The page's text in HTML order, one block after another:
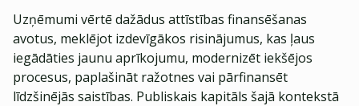
Uzņēmumi vērtē dažādus attīstības finansēšanas
avotus, meklējot izdevīgākos risinājumus, kas ļaus
iegādāties jaunu aprīkojumu, modernizēt iekšējos
procesus, paplašināt ražotnes vai pārfinansēt
līdzšinējās saistības. Publiskais kapitāls šajā kontekstā